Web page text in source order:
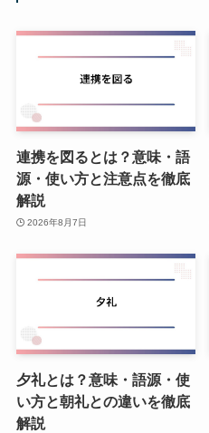
連携を図るとは？意味・語
源・使い方と注意点を徹底
解説
2026年8月7日
夕礼とは？意味・語源・使
い方と朝礼との違いを徹底
解説